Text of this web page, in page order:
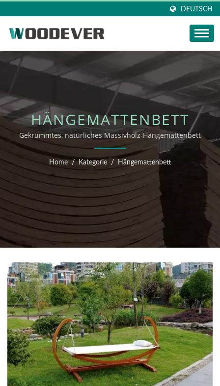
DEUTSCH
HÄNGEMATTENBETT
Gekrümmtes, natürliches Massivholz-Hängemattenbett
Home / Kategorie / Hängemattenbett